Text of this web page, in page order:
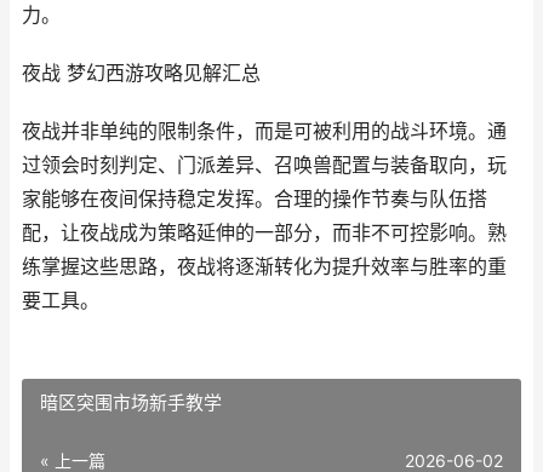
力。
夜战 梦幻西游攻略见解汇总
夜战并非单纯的限制条件，而是可被利用的战斗环境。通
过领会时刻判定、门派差异、召唤兽配置与装备取向，玩
家能够在夜间保持稳定发挥。合理的操作节奏与队伍搭
配，让夜战成为策略延伸的一部分，而非不可控影响。熟
练掌握这些思路，夜战将逐渐转化为提升效率与胜率的重
要工具。
暗区突围市场新手教学
« 上一篇 2026-06-02